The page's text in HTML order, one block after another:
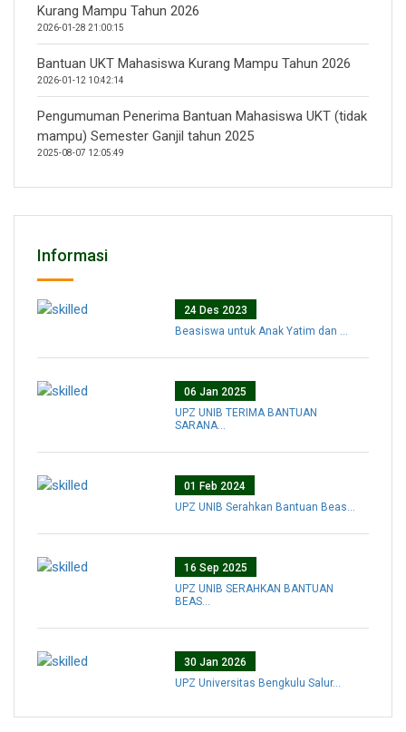
Kurang Mampu Tahun 2026
2026-01-28 21:00:15
Bantuan UKT Mahasiswa Kurang Mampu Tahun 2026
2026-01-12 10:42:14
Pengumuman Penerima Bantuan Mahasiswa UKT (tidak
mampu) Semester Ganjil tahun 2025
2025-08-07 12:05:49
Informasi
24 Des 2023
Beasiswa untuk Anak Yatim dan ...
06 Jan 2025
UPZ UNIB TERIMA BANTUAN
SARANA...
01 Feb 2024
UPZ UNIB Serahkan Bantuan Beas...
16 Sep 2025
UPZ UNIB SERAHKAN BANTUAN
BEAS...
30 Jan 2026
UPZ Universitas Bengkulu Salur...